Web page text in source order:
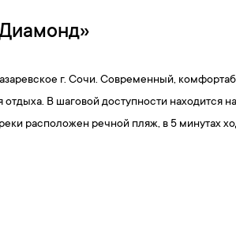
г. Сочи. Современный,
В шаговой доступности находится
расположен речной пляж, в 5 минутах